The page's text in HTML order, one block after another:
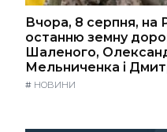
Вчора, 8 серпня, на
останню земну
Шаленого,
Мельниченка і
# НОВИНИ